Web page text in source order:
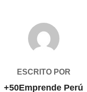
AUTOR DE LA ENTRADA
ESCRITO POR
+50Emprende Perú